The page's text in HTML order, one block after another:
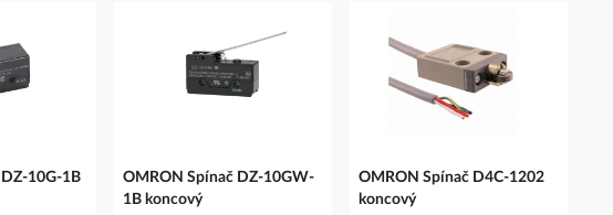
10G-1B
OMRON Spínač DZ-10GW-
1B koncový
OMRON Spínač D4C-1202
koncový